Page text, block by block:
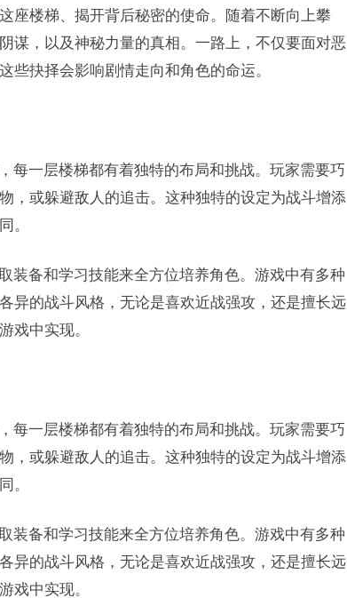
座楼梯、揭开背后秘密的使命。随着不断向上攀
谋，以及神秘力量的真相。一路上，不仅要面对恶
些抉择会影响剧情走向和角色的命运。
每一层楼梯都有着独特的布局和挑战。玩家需要巧
，或躲避敌人的追击。这种独特的设定为战斗增添
。
装备和学习技能来全方位培养角色。游戏中有多种
异的战斗风格，无论是喜欢近战强攻，还是擅长远
戏中实现。
每一层楼梯都有着独特的布局和挑战。玩家需要巧
，或躲避敌人的追击。这种独特的设定为战斗增添
。
装备和学习技能来全方位培养角色。游戏中有多种
异的战斗风格，无论是喜欢近战强攻，还是擅长远
戏中实现。